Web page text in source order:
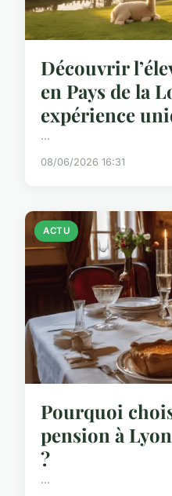
Découvrir
en Pays de la
expérience
...
08/06/2026 16:31
ACTU
Pourquoi
pension à
?
...